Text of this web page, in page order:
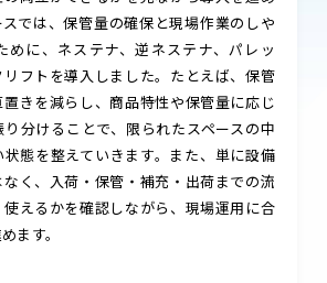
では、保管量の確保と現場作業のしや
めに、ネステナ、逆ネステナ、パレッ
リフトを導入しました。たとえば、保管
きを減らし、商品特性や保管量に応じ
分けることで、限られたスペースの中
態を整えていきます。また、単に設備
く、入荷・保管・補充・出荷までの流
えるかを確認しながら、現場運用に合
ます。